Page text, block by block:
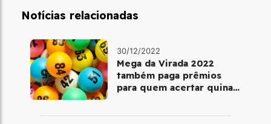
Notícias relacionadas
30/12/2022
Mega da Virada 2022
também paga prêmios
para quem acertar quina